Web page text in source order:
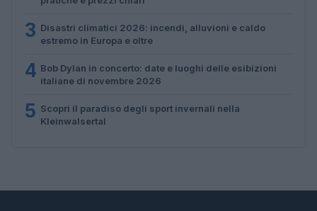
3 Disastri climatici 2026: incendi, alluvioni e caldo
estremo in Europa e oltre
4 Bob Dylan in concerto: date e luoghi delle esibizioni
italiane di novembre 2026
5 Scopri il paradiso degli sport invernali nella
Kleinwalsertal